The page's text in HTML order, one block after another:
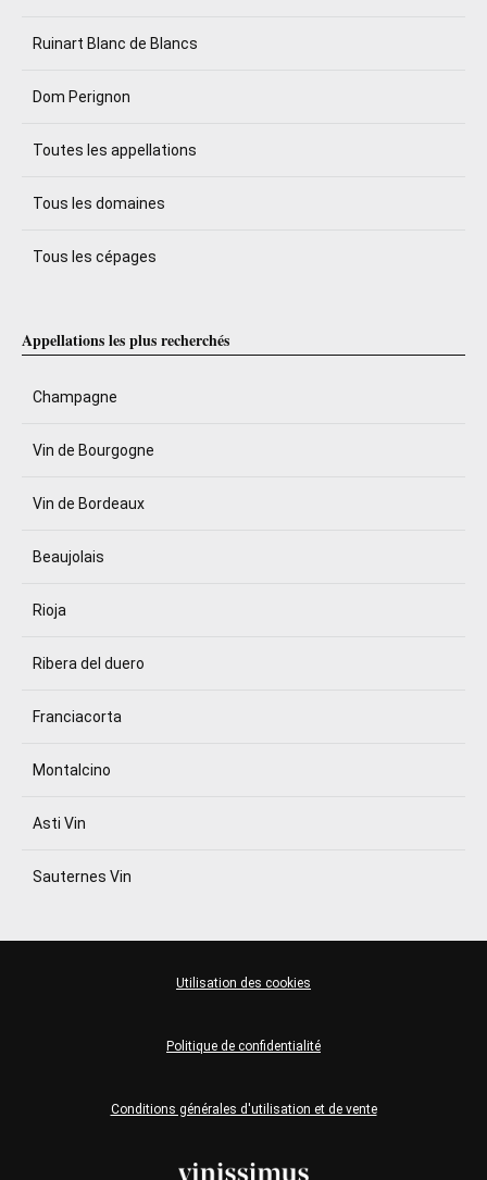
Ruinart Blanc de Blancs
Dom Perignon
Toutes les appellations
Tous les domaines
Tous les cépages
Appellations les plus recherchés
Champagne
Vin de Bourgogne
Vin de Bordeaux
Beaujolais
Rioja
Ribera del duero
Franciacorta
Montalcino
Asti Vin
Sauternes Vin
Conditions générales d'utilisation et de vente
Politique de confidentialité
Utilisation des cookies